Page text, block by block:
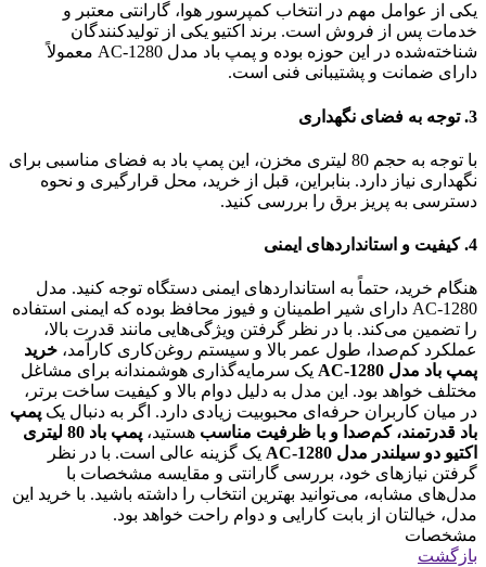
یکی از عوامل مهم در انتخاب کمپرسور هوا، گارانتی معتبر و
خدمات پس از فروش است. برند اکتیو یکی از تولیدکنندگان
شناخته‌شده در این حوزه بوده و پمپ باد مدل AC-1280 معمولاً
دارای ضمانت و پشتیبانی فنی است.
3. توجه به فضای نگهداری
با توجه به حجم 80 لیتری مخزن، این پمپ باد به فضای مناسبی برای
نگهداری نیاز دارد. بنابراین، قبل از خرید، محل قرارگیری و نحوه
دسترسی به پریز برق را بررسی کنید.
4. کیفیت و استانداردهای ایمنی
هنگام خرید، حتماً به استانداردهای ایمنی دستگاه توجه کنید. مدل
AC-1280 دارای شیر اطمینان و فیوز محافظ بوده که ایمنی استفاده
را تضمین می‌کند. با در نظر گرفتن ویژگی‌هایی مانند قدرت بالا،
عملکرد کم‌صدا، طول عمر بالا و سیستم روغن‌کاری کارآمد، خرید
پمپ باد مدل AC-1280
یک سرمایه‌گذاری هوشمندانه برای مشاغل
مختلف خواهد بود. این مدل به دلیل دوام بالا و کیفیت ساخت برتر،
در میان کاربران حرفه‌ای محبوبیت زیادی دارد. اگر به دنبال یک پمپ
باد قدرتمند، کم‌صدا و با ظرفیت مناسب هستید،
پمپ باد 80 لیتری
اکتیو دو سیلندر مدل AC-1280
یک گزینه عالی است. با در نظر
گرفتن نیازهای خود، بررسی گارانتی و مقایسه مشخصات با
مدل‌های مشابه، می‌توانید بهترین انتخاب را داشته باشید. با خرید این
مدل، خیالتان از بابت کارایی و دوام راحت خواهد بود.
مشخصات
بازگشت